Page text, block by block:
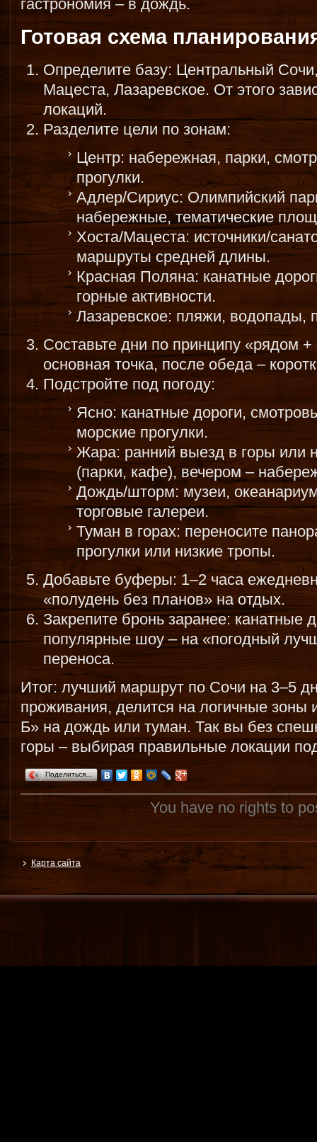
гастрономия – в дождь.
Готовая схема
Определите базу: Центральный
Мацеста, Лазаревское. От этого
локаций.
Разделите цели по зонам:
Центр: набережная, парки,
прогулки.
Адлер/Сириус: Олимпийский
набережные, тематические
Хоста/Мацеста: источники/
маршруты средней длины.
Красная Поляна: канатные
горные активности.
Лазаревское: пляжи,
Составьте дни по принципу «рядом
основная точка, после обеда –
Подстройте под погоду:
Ясно: канатные дороги,
морские прогулки.
Жара: ранний выезд в горы или
(парки, кафе), вечером –
Дождь/шторм: музеи,
торговые галереи.
Туман в горах: переносите
прогулки или низкие тропы.
Добавьте буферы: 1–2 часа
«полудень без планов» на отдых.
Закрепите бронь заранее: канатные
популярные шоу – на «погодный
переноса.
Итог: лучший маршрут по Сочи на 3–5
проживания, делится на логичные зоны
Б» на дождь или туман. Так вы без
горы – выбирая правильные локации
Поделиться…
You have no rights to
Карта сайта